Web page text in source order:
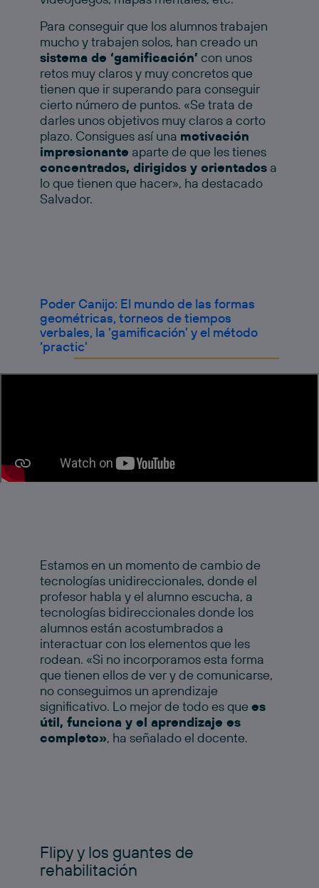
Para conseguir que los alumnos trabajen
mucho y trabajen solos, han creado un
sistema de ‘gamificación’ con unos
retos muy claros y muy concretos que
tienen que ir superando para conseguir
cierto número de puntos. «Se trata de
darles unos objetivos muy claros a corto
plazo. Consigues así una motivación
impresionante aparte de que les tienes
concentrados, dirigidos y orientados a
lo que tienen que hacer», ha destacado
Salvador.
Poder Canijo: El mundo de las formas
geométricas, torneos de tiempos
verbales, la ‘gamificación’ y el método
‘practic’
Estamos en un momento de cambio de
tecnologías unidireccionales, donde el
profesor habla y el alumno escucha, a
tecnologías bidireccionales donde los
alumnos están acostumbrados a
interactuar con los elementos que les
rodean. «Si no incorporamos esta forma
que tienen ellos de ver y de comunicarse,
no conseguimos un aprendizaje
significativo. Lo mejor de todo es que es
útil, funciona y el aprendizaje es
completo», ha señalado el docente.
Flipy y los guantes de
rehabilitación